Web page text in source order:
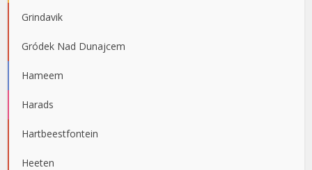
Grindavik
Gródek Nad Dunajcem
Hameem
Harads
Hartbeestfontein
Heeten